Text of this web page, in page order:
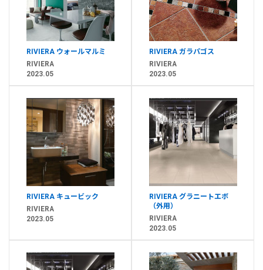
RIVIERA ウォールマルミ
RIVIERA
2023.05
RIVIERA ガラパゴス
RIVIERA
2023.05
RIVIERA キュービック
RIVIERA
2023.05
RIVIERA グラニートエボ
（外用）
RIVIERA
2023.05